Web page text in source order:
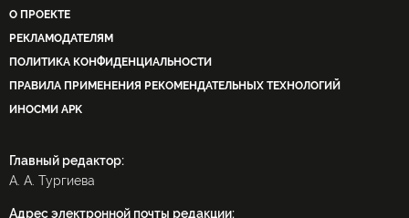
О ПРОЕКТЕ
РЕКЛАМОДАТЕЛЯМ
ПОЛИТИКА КОНФИДЕНЦИАЛЬНОСТИ
ПРАВИЛА ПРИМЕНЕНИЯ РЕКОМЕНДАТЕЛЬНЫХ ТЕХНОЛОГИЙ
ИНОСМИ APK
Главный редактор:
А. А. Тургиева
Адрес электронной почты редакции: